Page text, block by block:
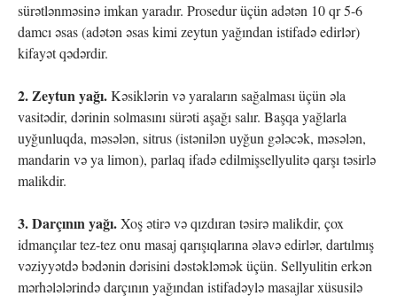
sürətlənməsinə imkan yaradır. Prosedur üçün adətən 10 qr 5-6
damcı əsas (adətən əsas kimi zeytun yağından istifadə edirlər)
kifayət qədərdir.
2. Zeytun yağı.Kəsiklərin və yaraların sağalması üçün əla
vasitədir, dərinin solmasını sürəti aşağı salır. Başqa yağlarla
uyğunluqda, məsələn, sitrus (istənilən uyğun gələcək, məsələn,
mandarin və ya limon), parlaq ifadə edilmişsellyulitə qarşı təsirlə
malikdir.
3. Darçının yağı.Xoş ətirə və qızdıran təsirə malikdir, çox
idmançılar tez-tez onu masaj qarışıqlarına əlavə edirlər, dartılmış
vəziyyətdə bədənin dərisini dəstəkləmək üçün. Sellyulitin erkən
mərhələlərində darçının yağından istifadəylə masajlar xüsusilə